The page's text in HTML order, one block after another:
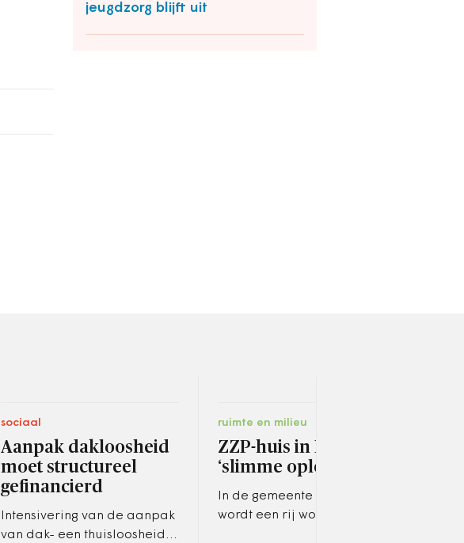
jeugdzorg blijft uit
sociaal
Aanpak dakloosheid
moet structureel
gefinancierd
Intensivering van de aanpak
van dak- een thuisloosheid
ruimte en milieu
ZZP-huis in Lochem
‘slimme oplossing’
In de gemeente Lochem
wordt een rij woningen